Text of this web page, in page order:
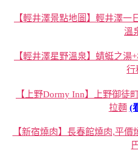
【輕井澤景點地圖】輕井澤
溫
【輕井澤星野溫泉】蜻蜓之
行
【上野Dormy Inn】上野御徒
拉麵 (
【新宿燒肉】長春館燒肉,平